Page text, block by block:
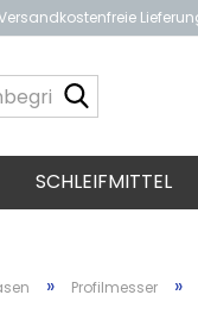
Sie
ein...
SCHLEIFMITTEL
» Profilmesser »